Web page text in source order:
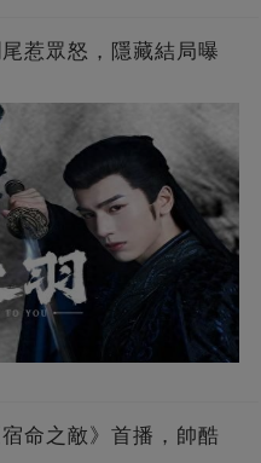
惹眾怒，隱藏結局曝
命之敵》首播，帥酷